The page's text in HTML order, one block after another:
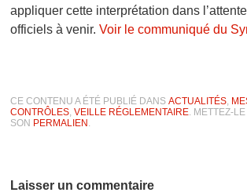
appliquer cette interprétation dans
officiels à venir.Voir le communiqué du
CE CONTENU A ÉTÉ PUBLIÉ DANSACTUALITÉS,
CONTRÔLES,VEILLE RÉGLEMENTAIRE. METTEZ-
SON PERMALIEN .
Laisser un commentaire